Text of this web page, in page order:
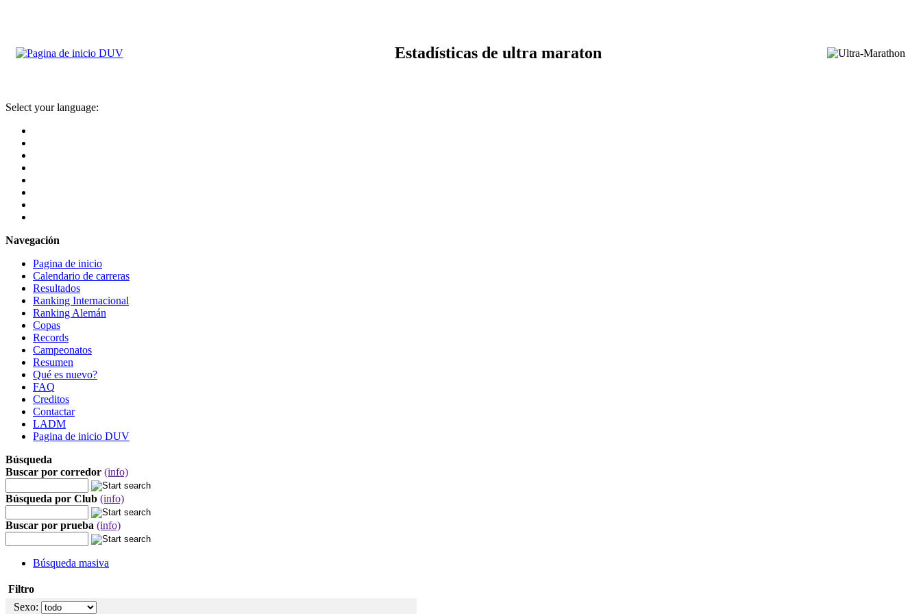
Estadísticas de ultra maraton
Select your language:
Navegación
Pagina de inicio
Calendario de carreras
Resultados
Ranking Internacional
Ranking Alemán
Copas
Records
Campeonatos
Resumen
Qué es nuevo?
FAQ
Creditos
Contactar
LADM
Pagina de inicio DUV
Búsqueda
Buscar por corredor (info)
Búsqueda por Club (info)
Buscar por prueba (info)
Búsqueda masiva
Filtro
Sexo: